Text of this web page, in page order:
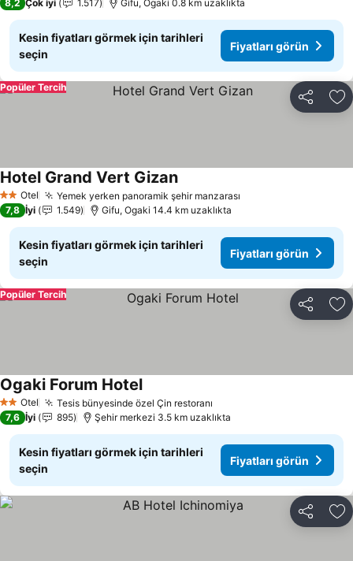
8,2 Çok iyi 1.517 Gifu, Ogaki 0.8 km uzaklıkta
Kesin fiyatları görmek için tarihleri
seçin
Fiyatları görün
Paylaş
Popüler Tercih
2 Yıldız
Otel Yemek yerken panoramik şehir manzarası
Hotel Grand Vert GizanFiyatları görün
7,8 İyi 1.549 Gifu, Ogaki 14.4 km uzaklıkta
Kesin fiyatları görmek için tarihleri
seçin
Fiyatları görün
Paylaş
Popüler Tercih
2 Yıldız
Otel Tesis bünyesinde özel Çin restoranı
Ogaki Forum HotelFiyatları görün
7,6 İyi 895 Şehir merkezi 3.5 km uzaklıkta
Kesin fiyatları görmek için tarihleri
seçin
Fiyatları görün
Paylaş